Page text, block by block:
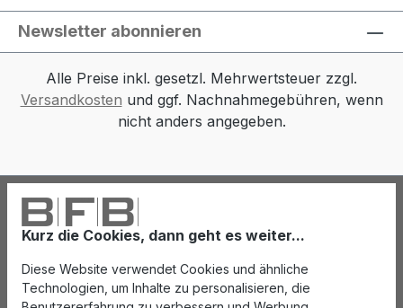
Kurz die Cookies, dann geht es weiter...
Diese Website verwendet Cookies und ähnliche
Technologien, um Inhalte zu personalisieren, die
Newsletter abonnieren
Alle Preise inkl. gesetzl. Mehrwertsteuer zzgl.
Versandkosten und ggf. Nachnahmegebühren, wenn
nicht anders angegeben.